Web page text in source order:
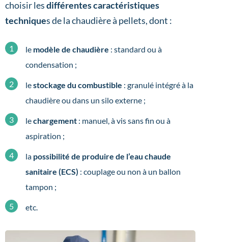
choisir lesdifférentes caractéristiques
techniques de la chaudière à pellets, dont :
le modèle de chaudière : standard ou à
condensation ;
lestockage du combustible : granulé intégré à la
chaudière ou dans un silo externe ;
lechargement : manuel, à vis sans fin ou à
aspiration ;
la possibilité de produire de l’eau chaude
sanitaire (ECS) : couplage ou non à un ballon
tampon ;
etc.